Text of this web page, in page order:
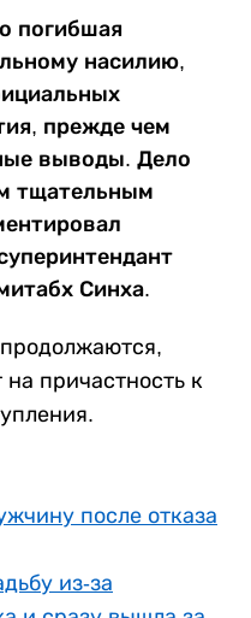
погибшая
насилию,
прежде чем
выводы. Дело
тщательным
Синха.
причастность к
после отказа
из-за